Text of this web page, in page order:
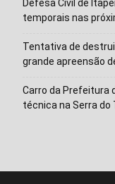
Defesa Civil de
temporais nas
Tentativa de
grande apreensão
Carro da Prefeitura
técnica na Serra do